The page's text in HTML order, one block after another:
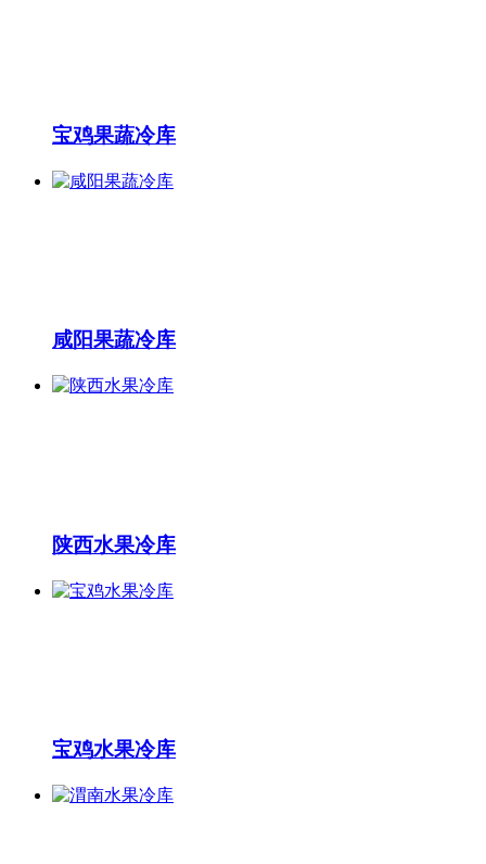
宝鸡果蔬冷库
咸阳果蔬冷库
陕西水果冷库
宝鸡水果冷库